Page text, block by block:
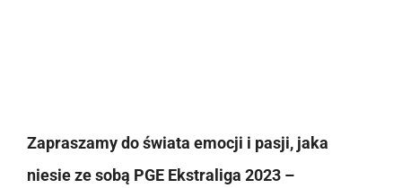
Zapraszamy do świata emocji i pasji, jaka
niesie ze sobą PGE Ekstraliga 2023 –